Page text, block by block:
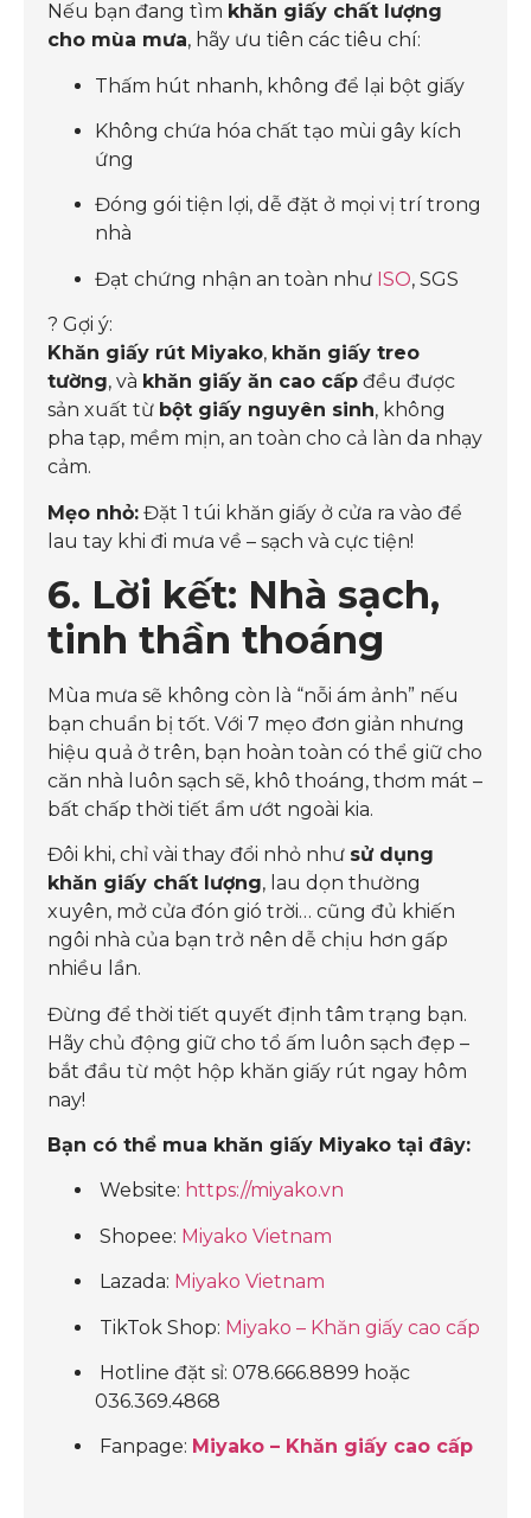
Nếu bạn đang tìm khăn giấy chất lượng
cho mùa mưa, hãy ưu tiên các tiêu chí:
Thấm hút nhanh, không để lại bột giấy
Không chứa hóa chất tạo mùi gây kích
ứng
Đóng gói tiện lợi, dễ đặt ở mọi vị trí trong
nhà
Đạt chứng nhận an toàn như ISO, SGS
? Gợi ý:
Khăn giấy rút Miyako, khăn giấy treo
tường, và khăn giấy ăn cao cấp đều được
sản xuất từ bột giấy nguyên sinh, không
pha tạp, mềm mịn, an toàn cho cả làn da nhạy
cảm.
Mẹo nhỏ: Đặt 1 túi khăn giấy ở cửa ra vào để
lau tay khi đi mưa về – sạch và cực tiện!
6. Lời kết: Nhà sạch,
tinh thần thoáng
Mùa mưa sẽ không còn là “nỗi ám ảnh” nếu
bạn chuẩn bị tốt. Với 7 mẹo đơn giản nhưng
hiệu quả ở trên, bạn hoàn toàn có thể giữ cho
căn nhà luôn sạch sẽ, khô thoáng, thơm mát –
bất chấp thời tiết ẩm ướt ngoài kia.
Đôi khi, chỉ vài thay đổi nhỏ như sử dụng
khăn giấy chất lượng, lau dọn thường
xuyên, mở cửa đón gió trời… cũng đủ khiến
ngôi nhà của bạn trở nên dễ chịu hơn gấp
nhiều lần.
Đừng để thời tiết quyết định tâm trạng bạn.
Hãy chủ động giữ cho tổ ấm luôn sạch đẹp –
bắt đầu từ một hộp khăn giấy rút ngay hôm
nay!
Bạn có thể mua khăn giấy Miyako tại đây:
Website: https://miyako.vn
Shopee: Miyako Vietnam
Lazada: Miyako Vietnam
TikTok Shop: Miyako – Khăn giấy cao cấp
Hotline đặt sỉ: 078.666.8899 hoặc
036.369.4868
Fanpage: Miyako – Khăn giấy cao cấp